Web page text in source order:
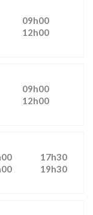
09h00
12h00
09h00
12h00
17h30
19h30